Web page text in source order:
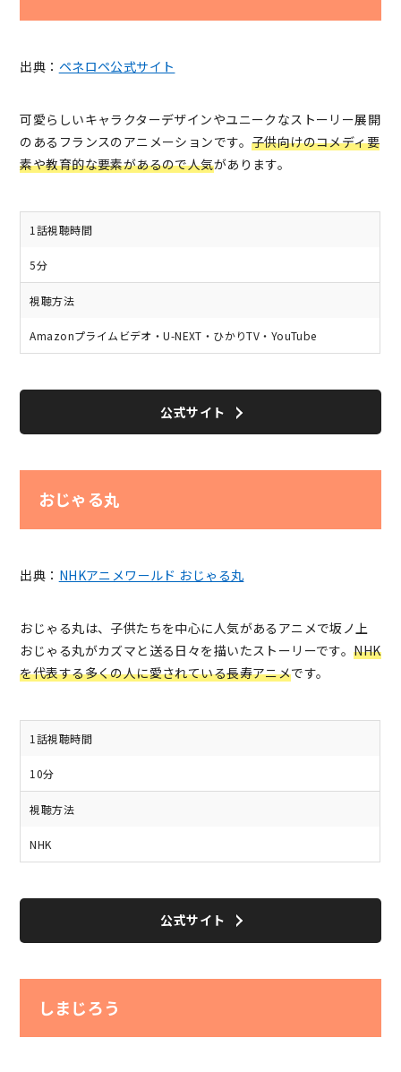
出典： ペネロペ公式サイト
可愛らしいキャラクターデザインやユニークなストーリー展開
のあるフランスのアニメーションです。 子供向けのコメディ要
素や教育的な要素があるので人気があります。
1話視聴時間
5分
視聴方法
Amazonプライムビデオ・U-NEXT・ひかりTV・YouTube
公式サイト
おじゃる丸
出典： NHKアニメワールド おじゃる丸
おじゃる丸は、子供たちを中心に人気があるアニメで坂ノ上
おじゃる丸がカズマと送る日々を描いたストーリーです。NHK
を代表する多くの人に愛されている長寿アニメです。
1話視聴時間
10分
視聴方法
NHK
公式サイト
しまじろう